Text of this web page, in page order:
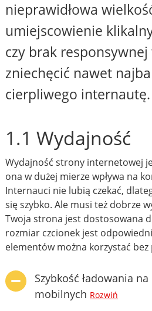
nieprawidłowa
umiejscowienie
czy brak
zniechęcić nawet
cierpliwego internautę.
1.1 Wydajność
Wydajność strony internetowej
ona w dużej mierze wpływa na
Internauci nie lubią czekać,
się szybko. Ale musi też dobrze
Twoja strona jest dostosowana
rozmiar czcionek jest
elementów można korzystać bez
Szybkość ładowania
mobilnych Rozwiń